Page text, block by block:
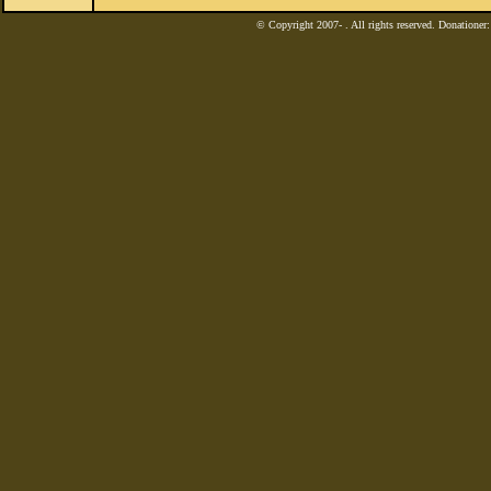
© Copyright 2007- . All rights reserved.